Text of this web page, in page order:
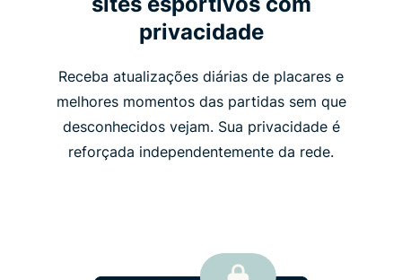
privacidade
Receba atualizações diárias de placares e
melhores momentos das partidas sem que
desconhecidos vejam. Sua privacidade é
reforçada independentemente da rede.